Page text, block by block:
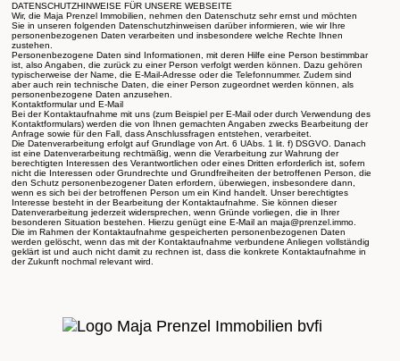
DATENSCHUTZHINWEISE FÜR UNSERE WEBSEITE
Wir, die Maja Prenzel Immobilien, nehmen den Datenschutz sehr ernst und möchten
Sie in unseren folgenden Datenschutzhinweisen darüber informieren, wie wir Ihre
personenbezogenen Daten verarbeiten und insbesondere welche Rechte Ihnen
zustehen.
Personenbezogene Daten sind Informationen, mit deren Hilfe eine Person bestimmbar
ist, also Angaben, die zurück zu einer Person verfolgt werden können. Dazu gehören
typischerweise der Name, die E-Mail-Adresse oder die Telefonnummer. Zudem sind
aber auch rein technische Daten, die einer Person zugeordnet werden können, als
personenbezogene Daten anzusehen.
Kontaktformular und E-Mail
Bei der Kontaktaufnahme mit uns (zum Beispiel per E-Mail oder durch Verwendung des
Kontaktformulars) werden die von Ihnen gemachten Angaben zwecks Bearbeitung der
Anfrage sowie für den Fall, dass Anschlussfragen entstehen, verarbeitet.
Die Datenverarbeitung erfolgt auf Grundlage von Art. 6 UAbs. 1 lit. f) DSGVO. Danach
ist eine Datenverarbeitung rechtmäßig, wenn die Verarbeitung zur Wahrung der
berechtigten Interessen des Verantwortlichen oder eines Dritten erforderlich ist, sofern
nicht die Interessen oder Grundrechte und Grundfreiheiten der betroffenen Person, die
den Schutz personenbezogener Daten erfordern, überwiegen, insbesondere dann,
wenn es sich bei der betroffenen Person um ein Kind handelt. Unser berechtigtes
Interesse besteht in der Bearbeitung der Kontaktaufnahme. Sie können dieser
Datenverarbeitung jederzeit widersprechen, wenn Gründe vorliegen, die in Ihrer
besonderen Situation bestehen. Hierzu genügt eine E-Mail an maja@prenzel.immo.
Die im Rahmen der Kontaktaufnahme gespeicherten personenbezogenen Daten
werden gelöscht, wenn das mit der Kontaktaufnahme verbundene Anliegen vollständig
geklärt ist und auch nicht damit zu rechnen ist, dass die konkrete Kontaktaufnahme in
der Zukunft nochmal relevant wird.